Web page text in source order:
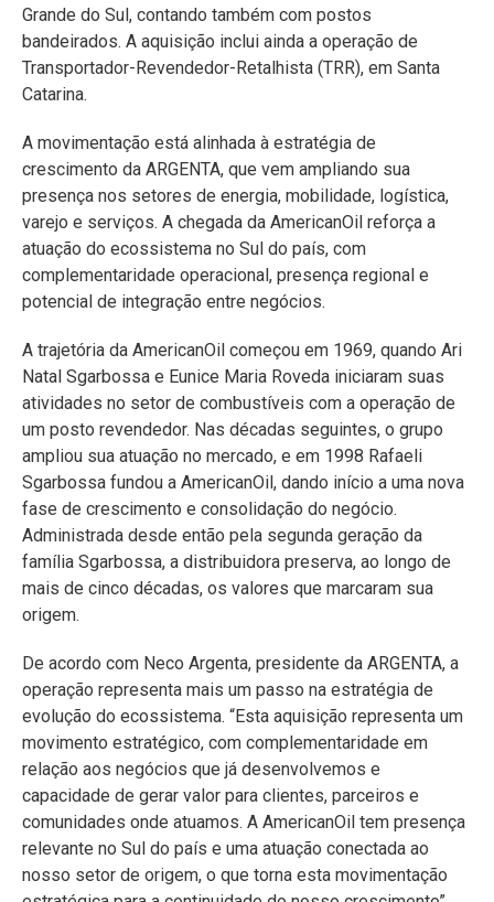
Grande do Sul, contando também com postos
bandeirados. A aquisição inclui ainda a operação de
Transportador-Revendedor-Retalhista (TRR), em Santa
Catarina.
A movimentação está alinhada à estratégia de
crescimento da ARGENTA, que vem ampliando sua
presença nos setores de energia, mobilidade, logística,
varejo e serviços. A chegada da AmericanOil reforça a
atuação do ecossistema no Sul do país, com
complementaridade operacional, presença regional e
potencial de integração entre negócios.
A trajetória da AmericanOil começou em 1969, quando Ari
Natal Sgarbossa e Eunice Maria Roveda iniciaram suas
atividades no setor de combustíveis com a operação de
um posto revendedor. Nas décadas seguintes, o grupo
ampliou sua atuação no mercado, e em 1998 Rafaeli
Sgarbossa fundou a AmericanOil, dando início a uma nova
fase de crescimento e consolidação do negócio.
Administrada desde então pela segunda geração da
família Sgarbossa, a distribuidora preserva, ao longo de
mais de cinco décadas, os valores que marcaram sua
origem.
De acordo com Neco Argenta, presidente da ARGENTA, a
operação representa mais um passo na estratégia de
evolução do ecossistema. “Esta aquisição representa um
movimento estratégico, com complementaridade em
relação aos negócios que já desenvolvemos e
capacidade de gerar valor para clientes, parceiros e
comunidades onde atuamos. A AmericanOil tem presença
relevante no Sul do país e uma atuação conectada ao
nosso setor de origem, o que torna esta movimentação